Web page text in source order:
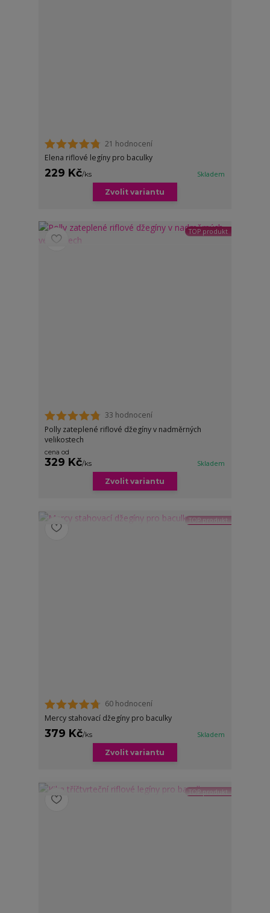
21 hodnocení
Elena riflové legíny pro baculky
229 Kč/ks Skladem
Zvolit variantu
TOP produkt
33 hodnocení
Polly zateplené riflové džegíny v nadměrných
velikostech
cena od
329 Kč/ks Skladem
Zvolit variantu
TOP produkt
60 hodnocení
Mercy stahovací džegíny pro baculky
379 Kč/ks Skladem
Zvolit variantu
TOP produkt